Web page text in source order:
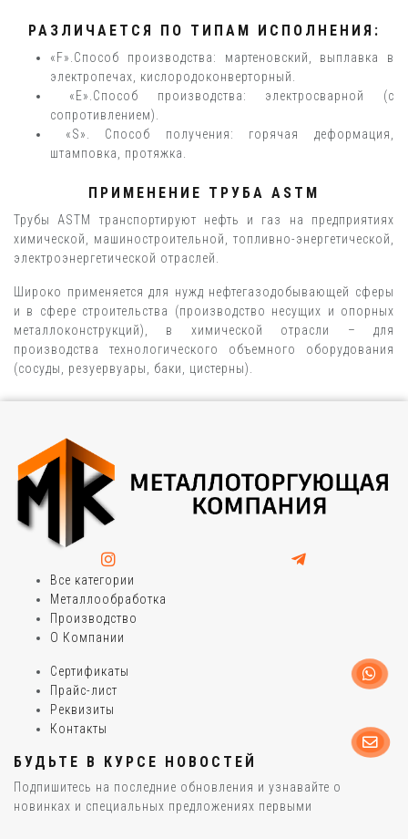
РАЗЛИЧАЕТСЯ ПО ТИПАМ ИСПОЛНЕНИЯ:
«F».Способ производства: мартеновский, выплавка в
электропечах, кислородоконверторный.
«E».Способ производства: электросварной (с
сопротивлением).
«S». Способ получения: горячая деформация,
штамповка, протяжка.
ПРИМЕНЕНИЕ ТРУБА ASTM
Трубы ASTM транспортируют нефть и газ на предприятиях
химической, машиностроительной, топливно-энергетической,
электроэнергетической отраслей.
Широко применяется для нужд нефтегазодобывающей сферы
и в сфере строительства (производство несущих и опорных
металлоконструкций), в химической отрасли – для
производства технологического объемного оборудования
(сосуды, резуервуары, баки, цистерны).
Все категории
Металлообработка
Производство
О Компании
Сертификаты
Прайс-лист
Реквизиты
Контакты
БУДЬТЕ В КУРСЕ НОВОСТЕЙ
Подпишитесь на последние обновления и узнавайте о
новинках и специальных предложениях первыми